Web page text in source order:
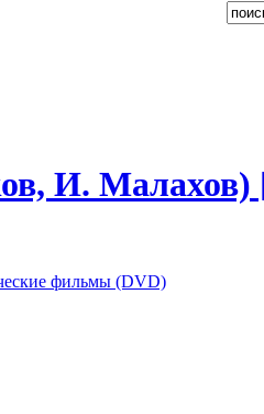
И. Малахов)
фильмы (DVD)